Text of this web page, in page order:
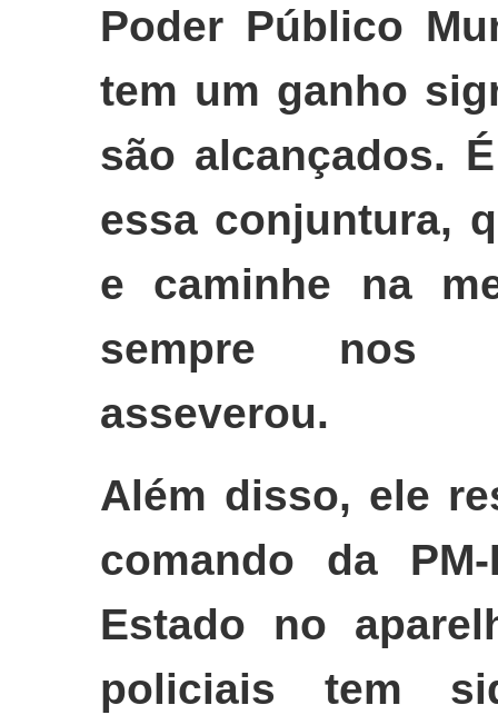
Poder Público
tem um ganho
são alcançados.
essa conjuntura,
e caminhe na
sempre nos
asseverou.
Além disso, ele
comando da
Estado no
policiais tem